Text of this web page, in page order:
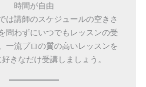
時間が自由
は講師のスケジュールの空きさ
問わずにいつでもレッスンの受
一流プロの質の高いレッスンを
きなだけ受講しましょう。